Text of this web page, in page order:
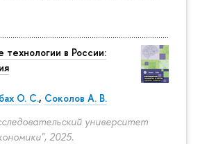
в России:
О. С., Соколов А. В.
университет
2025.